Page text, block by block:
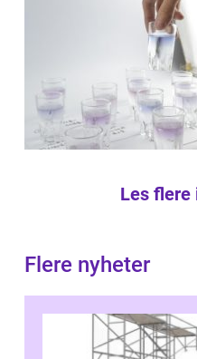
Les flere
Flere nyheter